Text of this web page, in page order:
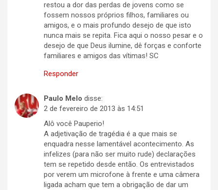
restou a dor das perdas de jovens como se
fossem nossos próprios filhos, familiares ou
amigos, e o mais profundo desejo de que isto
nunca mais se repita. Fica aqui o nosso pesar e o
desejo de que Deus ilumine, dê forças e conforte
familiares e amigos das vítimas! SC
Responder
Paulo Melo disse:
2 de fevereiro de 2013 às 14:51
Alô você Pauperio!
A adjetivação de tragédia é a que mais se
enquadra nesse lamentável acontecimento. As
infelizes (para não ser muito rude) declarações
tem se repetido desde então. Os entrevistados
por verem um microfone à frente e uma câmera
ligada acham que tem a obrigação de dar um